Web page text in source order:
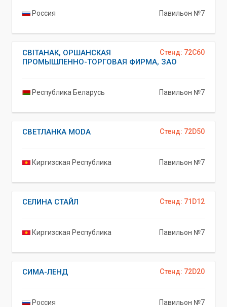
Россия Павильон №7
Стенд: 72C60
СВIТАНАК, ОРШАНСКАЯ
ПРОМЫШЛЕННО-ТОРГОВАЯ ФИРМА, ЗАО
Республика Беларусь Павильон №7
Стенд: 72D50
СВЕТЛАНКА MODA
Киргизская Республика Павильон №7
Стенд: 71D12
СЕЛИНА СТАЙЛ
Киргизская Республика Павильон №7
Стенд: 72D20
СИМА-ЛЕНД
Россия Павильон №7